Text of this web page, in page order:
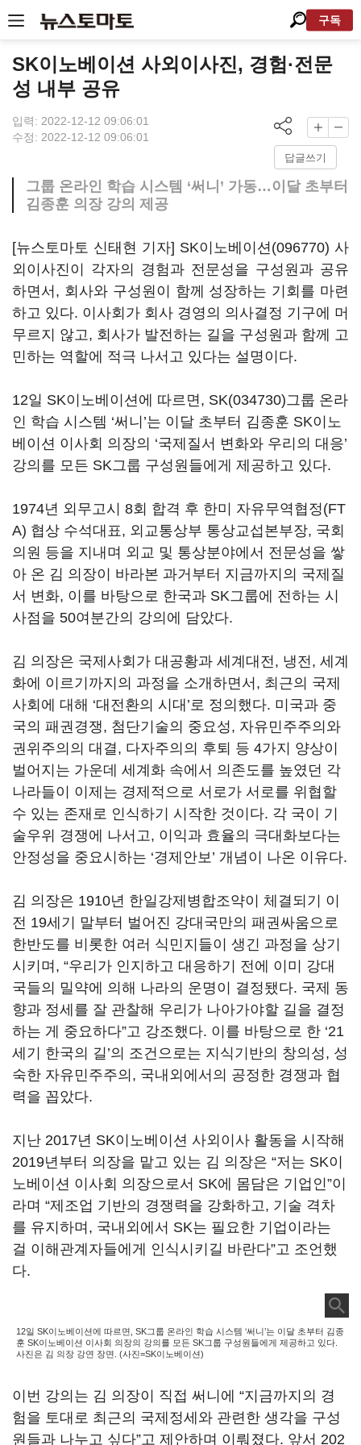
구독
SK이노베이션 사외이사진, 경험·전문
성 내부 공유
입력: 2022-12-12 09:06:01
수정: 2022-12-12 09:06:01
답글쓰기
그룹 온라인 학습 시스템 ‘써니’ 가동…이달 초부터
김종훈 의장 강의 제공
[뉴스토마토 신태현 기자] SK이노베이션(096770) 사
외이사진이 각자의 경험과 전문성을 구성원과 공유
하면서, 회사와 구성원이 함께 성장하는 기회를 마련
하고 있다. 이사회가 회사 경영의 의사결정 기구에 머
무르지 않고, 회사가 발전하는 길을 구성원과 함께 고
민하는 역할에 적극 나서고 있다는 설명이다.
12일 SK이노베이션에 따르면, SK(034730)그룹 온라
인 학습 시스템 ‘써니’는 이달 초부터 김종훈 SK이노
베이션 이사회 의장의 ‘국제질서 변화와 우리의 대응’
강의를 모든 SK그룹 구성원들에게 제공하고 있다.
1974년 외무고시 8회 합격 후 한미 자유무역협정(FT
A) 협상 수석대표, 외교통상부 통상교섭본부장, 국회
의원 등을 지내며 외교 및 통상분야에서 전문성을 쌓
아 온 김 의장이 바라본 과거부터 지금까지의 국제질
서 변화, 이를 바탕으로 한국과 SK그룹에 전하는 시
사점을 50여분간의 강의에 담았다.
김 의장은 국제사회가 대공황과 세계대전, 냉전, 세계
화에 이르기까지의 과정을 소개하면서, 최근의 국제
사회에 대해 ‘대전환의 시대’로 정의했다. 미국과 중
국의 패권경쟁, 첨단기술의 중요성, 자유민주주의와
권위주의의 대결, 다자주의의 후퇴 등 4가지 양상이
벌어지는 가운데 세계화 속에서 의존도를 높였던 각
나라들이 이제는 경제적으로 서로가 서로를 위협할
수 있는 존재로 인식하기 시작한 것이다. 각 국이 기
술우위 경쟁에 나서고, 이익과 효율의 극대화보다는
안정성을 중요시하는 ‘경제안보’ 개념이 나온 이유다.
김 의장은 1910년 한일강제병합조약이 체결되기 이
전 19세기 말부터 벌어진 강대국만의 패권싸움으로
한반도를 비롯한 여러 식민지들이 생긴 과정을 상기
시키며, “우리가 인지하고 대응하기 전에 이미 강대
국들의 밀약에 의해 나라의 운명이 결정됐다. 국제 동
향과 정세를 잘 관찰해 우리가 나아가야할 길을 결정
하는 게 중요하다”고 강조했다. 이를 바탕으로 한 ‘21
세기 한국의 길’의 조건으로는 지식기반의 창의성, 성
숙한 자유민주주의, 국내외에서의 공정한 경쟁과 협
력을 꼽았다.
지난 2017년 SK이노베이션 사외이사 활동을 시작해
2019년부터 의장을 맡고 있는 김 의장은 “저는 SK이
노베이션 이사회 의장으로서 SK에 몸담은 기업인”이
라며 “제조업 기반의 경쟁력을 강화하고, 기술 격차
를 유지하며, 국내외에서 SK는 필요한 기업이라는
걸 이해관계자들에게 인식시키길 바란다”고 조언했
다.
12일 SK이노베이션에 따르면, SK그룹 온라인 학습 시스템 ‘써니’는 이달 초부터 김종
훈 SK이노베이션 이사회 의장의 강의를 모든 SK그룹 구성원들에게 제공하고 있다.
사진은 김 의장 강연 장면. (사진=SK이노베이션)
이번 강의는 김 의장이 직접 써니에 “지금까지의 경
험을 토대로 최근의 국제정세와 관련한 생각을 구성
원들과 나누고 싶다”고 제안하며 이뤄졌다. 앞서 202